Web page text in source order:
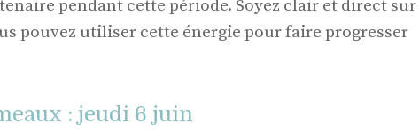
pendant cette période. Soyez clair et direct sur
pouvez utiliser cette énergie pour faire progresser
: jeudi 6 juin